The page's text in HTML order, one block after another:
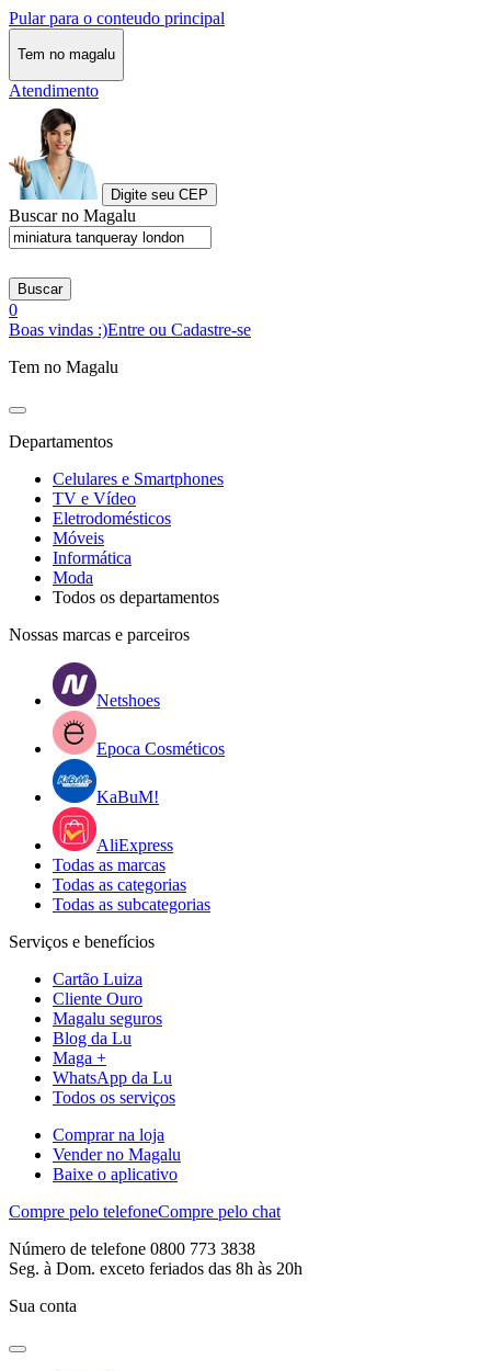
Pular para o conteudo principal
Tem no magalu
Atendimento
Digite seu CEP
Buscar no Magalu
Buscar
0
Boas vindas :)Entre ou Cadastre-se
Tem no Magalu
Departamentos
Celulares e Smartphones
TV e Vídeo
Eletrodomésticos
Móveis
Informática
Moda
Todos os departamentos
Nossas marcas e parceiros
Netshoes
Epoca Cosméticos
KaBuM!
AliExpress
Todas as marcas
Todas as categorias
Todas as subcategorias
Serviços e benefícios
Cartão Luiza
Cliente Ouro
Magalu seguros
Blog da Lu
Maga +
WhatsApp da Lu
Todos os serviços
Comprar na loja
Vender no Magalu
Baixe o aplicativo
Compre pelo telefoneCompre pelo chat
Número de telefone 0800 773 3838
Seg. à Dom. exceto feriados das 8h às 20h
Sua conta